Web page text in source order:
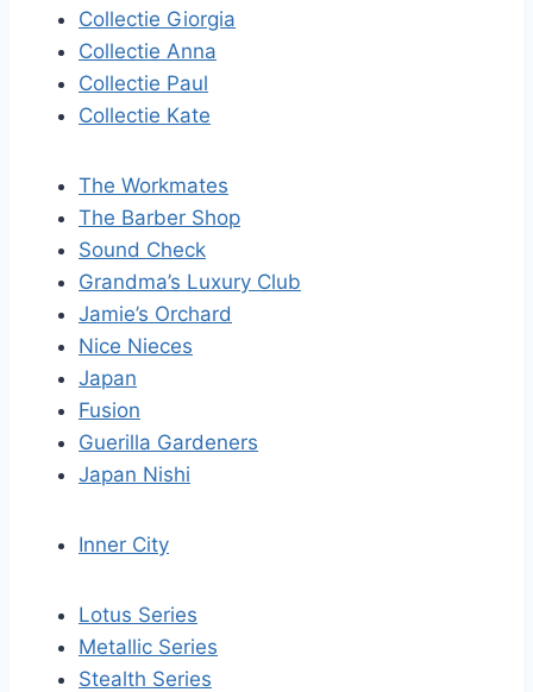
Collectie Giorgia
Collectie Anna
Collectie Paul
Collectie Kate
The Workmates
The Barber Shop
Sound Check
Grandma’s Luxury Club
Jamie’s Orchard
Nice Nieces
Japan
Fusion
Guerilla Gardeners
Japan Nishi
Inner City
Lotus Series
Metallic Series
Stealth Series